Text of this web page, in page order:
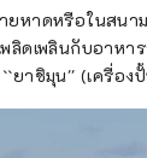
ยหาดหรือในสน
พลิดเพลินกับอาห
ยาชิมุน'' (เครื่อง